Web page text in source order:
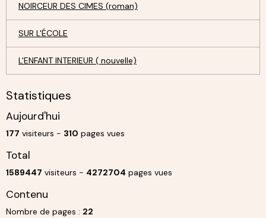
NOIRCEUR DES CIMES (roman)
SUR L'ÉCOLE
L'ENFANT INTERIEUR ( nouvelle)
Statistiques
Aujourd'hui
177 visiteurs - 310 pages vues
Total
1589447 visiteurs - 4272704 pages vues
Contenu
Nombre de pages : 22